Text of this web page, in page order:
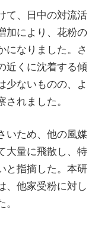
て、日中の対流活
加により、花粉の
になりました。さ
近くに沈着する傾
少ないものの、よ
れました。
いため、他の風媒
大量に飛散し、特
と指摘した。本研
、他家受粉に対し